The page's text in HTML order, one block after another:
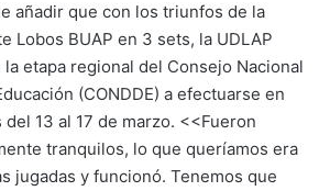
añadir que con los triunfos de la
Lobos BUAP en 3 sets, la UDLAP
etapa regional del Consejo Nacional
(CONDDE) a efectuarse en
13 al 17 de marzo. <<Fueron
tranquilos, lo que queríamos era
jugadas y funcionó. Tenemos que